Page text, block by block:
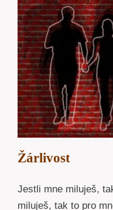
Žárlivost
Jestli mne miluješ,
miluješ, tak to pro